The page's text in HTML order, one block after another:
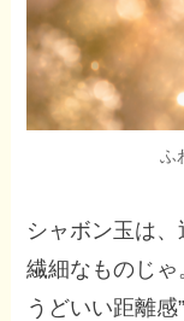
ふ
シャボン玉は
繊細なものじゃ
うどいい距離感